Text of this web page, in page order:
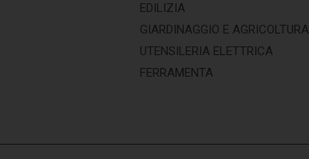
EDILIZIA
GIARDINAGGIO E AGRICOLTURA
UTENSILERIA ELETTRICA
FERRAMENTA